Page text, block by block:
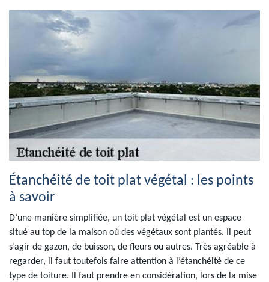
Étanchéité de toit plat végétal : les points
à savoir
D’une manière simplifiée, un toit plat végétal est un espace
situé au top de la maison où des végétaux sont plantés. Il peut
s’agir de gazon, de buisson, de fleurs ou autres. Très agréable à
regarder, il faut toutefois faire attention à l’étanchéité de ce
type de toiture. Il faut prendre en considération, lors de la mise